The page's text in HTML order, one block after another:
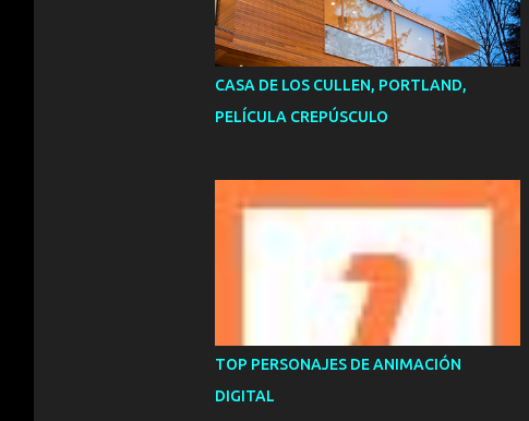
CASA DE LOS CULLEN, PORTLAND,
PELÍCULA CREPÚSCULO
TOP PERSONAJES DE ANIMACIÓN
DIGITAL